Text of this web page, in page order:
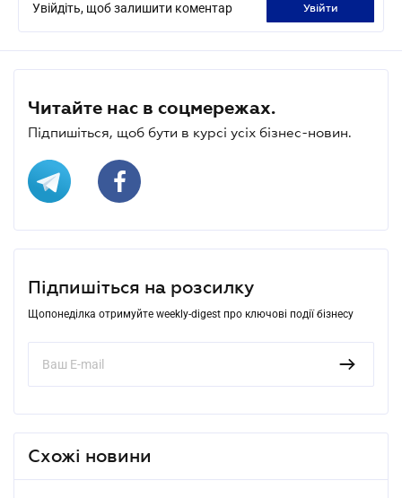
Увійдіть, щоб залишити коментар увійти
Читайте нас в соцмережах.
Підпишіться, щоб бути в курсі усіх бізнес-новин.
Підпишіться на розсилку
Щопонеділка отримуйте weekly-digest про ключові події бізнесу
Схожі новини